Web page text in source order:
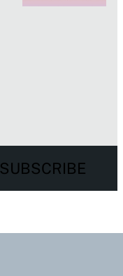
SUBSCRIBE